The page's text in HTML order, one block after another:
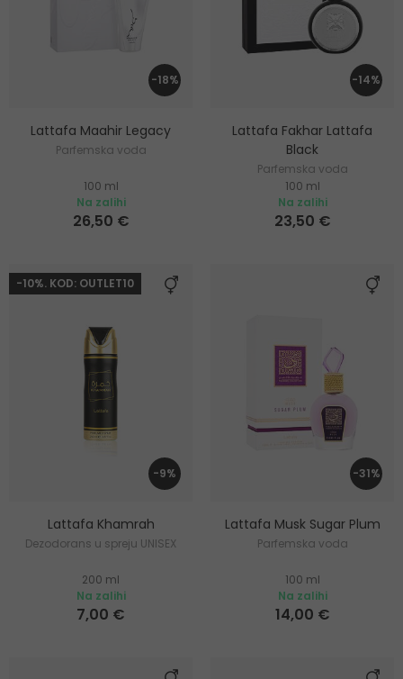
-18%
Lattafa Maahir Legacy
Parfemska voda
100 ml
Na zalihi
26,50 €
-14%
Lattafa Fakhar Lattafa
Black
Parfemska voda
100 ml
Na zalihi
23,50 €
-10%. KOD: OUTLET10
-9%
Lattafa Khamrah
Dezodorans u spreju UNISEX
200 ml
Na zalihi
7,00 €
-31%
Lattafa Musk Sugar Plum
Parfemska voda
100 ml
Na zalihi
14,00 €